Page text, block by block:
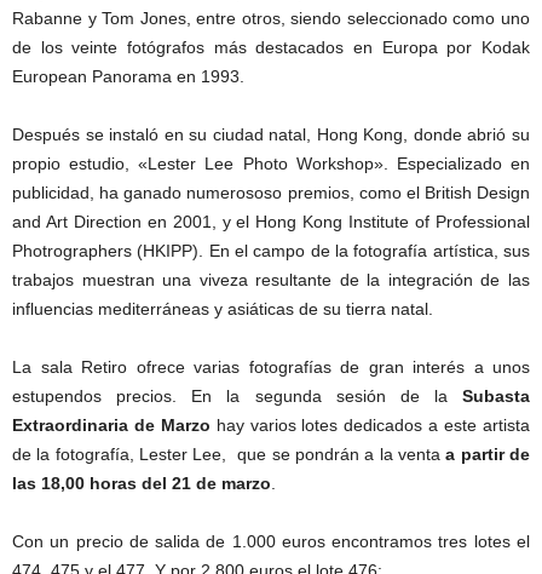
Rabanne y Tom Jones, entre otros, siendo seleccionado como uno
de los veinte fotógrafos más destacados en Europa por Kodak
European Panorama en 1993.
Después se instaló en su ciudad natal, Hong Kong, donde abrió su
propio estudio, «Lester Lee Photo Workshop». Especializado en
publicidad, ha ganado numerososo premios, como el British Design
and Art Direction en 2001, y el Hong Kong Institute of Professional
Photrographers (HKIPP). En el campo de la fotografía artística, sus
trabajos muestran una viveza resultante de la integración de las
influencias mediterráneas y asiáticas de su tierra natal.
La sala Retiro ofrece varias fotografías de gran interés a unos
estupendos precios. En la segunda sesión de la Subasta
Extraordinaria de Marzo hay varios lotes dedicados a este artista
de la fotografía, Lester Lee, que se pondrán a la ventaa partir de
las 18,00 horas del 21 de marzo
Con un precio de salida de 1.000 euros encontramos tres lotes el